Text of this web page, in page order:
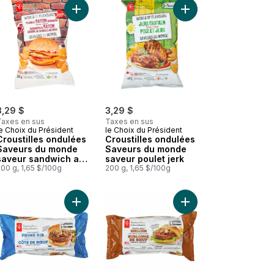
Ajouter Croustilles ondulées Saveurs du monde saveur César épicé au panier
espagnole traditionnelle avec pommes de terre et
$
en sus
Choix du Président
ondulées
du monde
sandwich au
enrobé de
g, 1,65 $/100g
Ajouter Croustilles ondulées Saveurs du
3,29 $
Taxes en sus
le Choix du Président
Croustilles ondulées
Saveurs du monde
saveur poulet jerk
200 g, 1,65 $/100g
Ajouter Croustilles
Ajouter Croustilles ondulées Saveurs du monde saveur donair d’Halifax au panier
au gingembre Zéro sucre au panier
Ajouter Burgers de côte de bœuf Épais et
Ajouter Burgers de